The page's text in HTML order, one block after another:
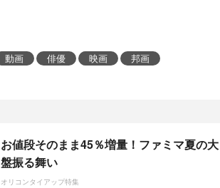
動画 俳優 映画
邦画
お値段そのまま45％増量！ファミマ夏の大
盤振る舞い
オリコンタイアップ特集